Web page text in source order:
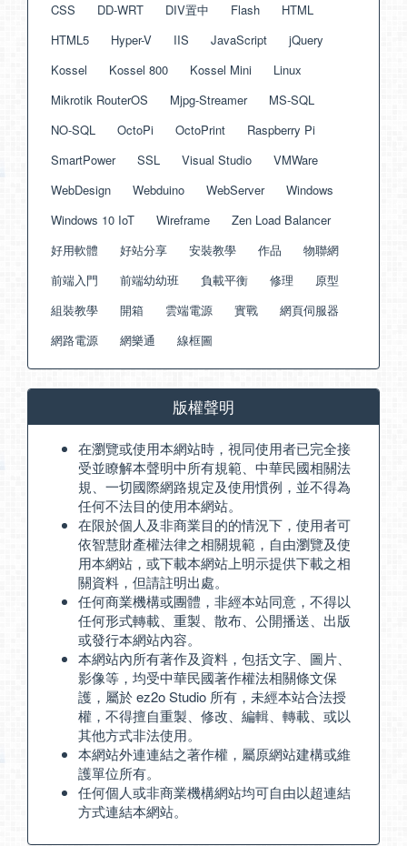
CSS
DD-WRT DIV置中 Flash
HTML
HTML5
Hyper-V IIS JavaScript
jQuery
Kossel
Kossel 800 Kossel Mini
Linux
Mikrotik RouterOS
Mjpg-Streamer
MS-SQL
NO-SQL
OctoPi OctoPrint
Raspberry Pi
SmartPower
SSL Visual Studio
VMWare
WebDesign
Webduino WebServer
Windows
Windows 10 IoT
Wireframe
Zen Load Balancer
好用軟體
好站分享 安裝教學 作品
物聯網
前端入門
前端幼幼班 負載平衡 修理
原型
組裝教學
開箱 雲端電源 實戰
網頁伺服器
網路電源
網樂通 線框圖
版權聲明
在瀏覽或使用本網站時，視同使用者已完全接
受並瞭解本聲明中所有規範、中華民國相關法
規、一切國際網路規定及使用慣例，並不得為
任何不法目的使用本網站。
在限於個人及非商業目的的情況下，使用者可
依智慧財產權法律之相關規範，自由瀏覽及使
用本網站，或下載本網站上明示提供下載之相
關資料，但請註明出處。
任何商業機構或團體，非經本站同意，不得以
任何形式轉載、重製、散布、公開播送、出版
或發行本網站內容。
本網站內所有著作及資料，包括文字、圖片、
影像等，均受中華民國著作權法相關條文保
護，屬於 ez2o Studio 所有，未經本站合法授
權，不得擅自重製、修改、編輯、轉載、或以
其他方式非法使用。
本網站外連連結之著作權，屬原網站建構或維
護單位所有。
任何個人或非商業機構網站均可自由以超連結
方式連結本網站。